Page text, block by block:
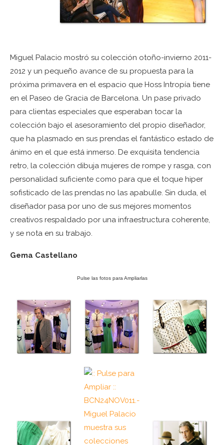
Miguel Palacio mostró su colección otoño-invierno 2011-
2012 y un pequeño avance de su propuesta para la
próxima primavera en el espacio que Hoss Intropía tiene
en el Paseo de Gracia de Barcelona. Un pase privado
para clientas especiales que esperaban tocar la
colección bajo el asesoramiento del propio diseñador,
que ha plasmado en sus prendas el fantástico estado de
ánimo en el que está inmerso. De exquisita tendencia
retro, la colección dibuja mujeres de rompe y rasga, con
personalidad suficiente como para que el toque hiper
sofisticado de las prendas no las apabulle. Sin duda, el
diseñador pasa por uno de sus mejores momentos
creativos respaldado por una infraestructura coherente,
y se nota en su trabajo.
Gema Castellano
Pulse las fotos para Ampliarlas